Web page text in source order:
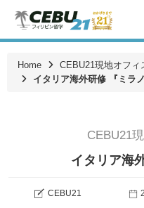
Home
CEBU21現地オフィ
イタリア海外研修 『ミラノ
CEBU21
イタリア海
CEBU21